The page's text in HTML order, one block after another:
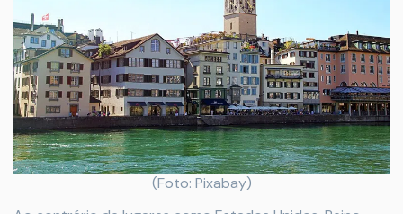
(Foto: Pixabay)